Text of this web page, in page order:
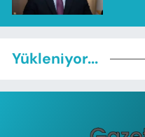
Yükleniyor...